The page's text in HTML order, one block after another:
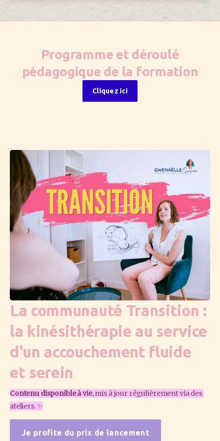
Programme et déroulé
pédagogique de la formation
Cliquez ici
La communauté Transition :
la kinésithérapie au service
d'un accouchement fluide
et serein
Contenu disponible à vie, mis à jour régulièrement via des
ateliers. ✨
Je profite du prix de lancement